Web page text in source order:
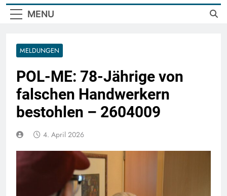
MENU
MELDUNGEN
POL-ME: 78-Jährige von
falschen Handwerkern
bestohlen – 2604009
4. April 2026